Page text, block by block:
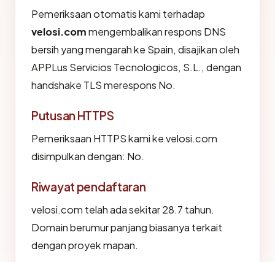
Pemeriksaan otomatis kami terhadap
velosi.commengembalikan respons DNS
bersih yang mengarah ke Spain, disajikan oleh
APPLus Servicios Tecnologicos, S.L., dengan
handshake TLS merespons No.
Putusan HTTPS
Pemeriksaan HTTPS kami ke velosi.com
disimpulkan dengan: No.
Riwayat pendaftaran
velosi.com telah ada sekitar 28.7 tahun.
Domain berumur panjang biasanya terkait
dengan proyek mapan.